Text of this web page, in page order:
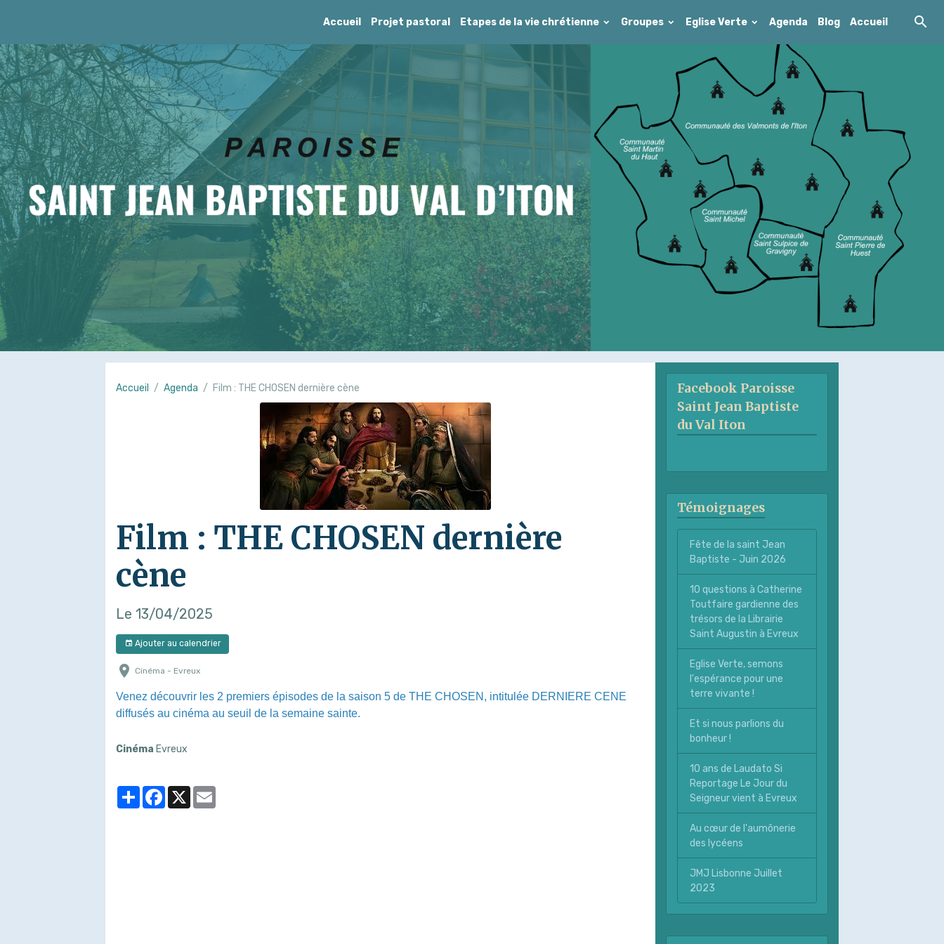
Accueil Projet pastoral Etapes de la vie chrétienne Groupes Eglise Verte Agenda Blog Accueil
Accueil Agenda Film : THE CHOSEN dernière cène
Film : THE CHOSEN dernière
cène
Le 13/04/2025
Ajouter au calendrier
Cinéma - Evreux
Venez découvrir les 2 premiers épisodes de la saison 5 de THE CHOSEN, intitulée DERNIERE CENE
diffusés au cinéma au seuil de la semaine sainte.
Cinéma Evreux
PartagerFacebook
X
Facebook Paroisse
Saint Jean Baptiste
du Val Iton
Témoignages
Fête de la saint Jean
Baptiste - Juin 2026
10 questions à Catherine
Toutfaire gardienne des
trésors de la Librairie
Saint Augustin à Evreux
Eglise Verte, semons
l'espérance pour une
terre vivante !
Et si nous parlions du
bonheur !
10 ans de Laudato Si
Reportage Le Jour du
Seigneur vient à Evreux
Au cœur de l'aumônerie
des lycéens
JMJ Lisbonne Juillet
2023